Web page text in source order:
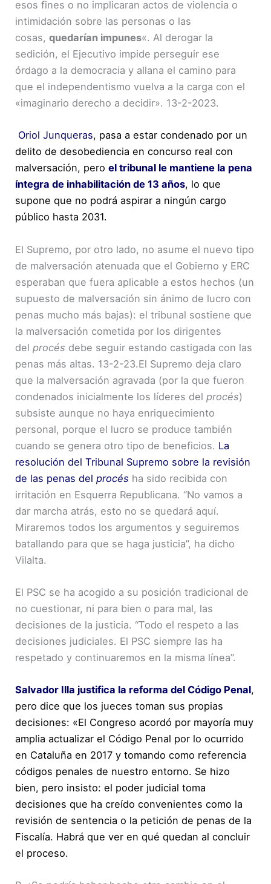
esos fines o no implicaran actos de violencia o
intimidación sobre las personas o las
cosas,quedarían impunes«. Al derogar la
sedición, el Ejecutivo impide perseguir ese
órdago a la democracia y allana el camino para
que el independentismo vuelva a la carga con el
«imaginario derecho a decidir». 13-2-2023.
Oriol Junqueras, pasa a estar condenado por un
delito de desobediencia en concurso real con
malversación, peroel tribunal le mantiene la pena
íntegra de inhabilitación de 13 años, lo que
supone que no podrá aspirar a ningún cargo
público hasta 2031.
El Supremo, por otro lado, no asume el nuevo tipo
de malversación atenuada que el Gobierno y ERC
esperaban que fuera aplicable a estos hechos (un
supuesto de malversación sin ánimo de lucro con
penas mucho más bajas): el tribunal sostiene que
la malversación cometida por los dirigentes
delprocés debe seguir estando castigada con las
penas más altas. 13-2-23.El Supremo deja claro
que la malversación agravada (por la que fueron
condenados inicialmente los líderes delprocés)
subsiste aunque no haya enriquecimiento
personal, porque el lucro se produce también
cuando se genera otro tipo de beneficios. La
resolución del Tribunal Supremo sobre la revisión
de las penas delprocés ha sido recibida con
irritación en Esquerra Republicana. “No vamos a
dar marcha atrás, esto no se quedará aquí.
Miraremos todos los argumentos y seguiremos
batallando para que se haga justicia”, ha dicho
Vilalta.
El PSC se ha acogido a su posición tradicional de
no cuestionar, ni para bien o para mal, las
decisiones de la justicia. “Todo el respeto a las
decisiones judiciales. El PSC siempre las ha
respetado y continuaremos en la misma línea”.
Salvador Illa justifica la reforma del Código Penal,
pero dice que los jueces toman sus propias
decisiones: «El Congreso acordó por mayoría muy
amplia actualizar el Código Penal por lo ocurrido
en Cataluña en 2017 y tomando como referencia
códigos penales de nuestro entorno. Se hizo
bien, pero insisto: el poder judicial toma
decisiones que ha creído convenientes como la
revisión de sentencia o la petición de penas de la
Fiscalía. Habrá que ver en qué quedan al concluir
el proceso.